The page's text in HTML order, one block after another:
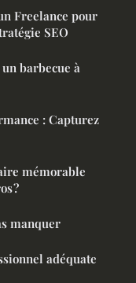
Freelance pour
SEO
barbecue à
: Capturez
mémorable
?
manquer
adéquate